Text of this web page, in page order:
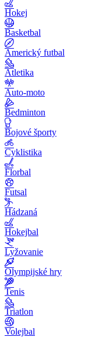
Hokej
Basketbal
Americký futbal
Atletika
Auto-moto
Bedminton
Bojové športy
Cyklistika
Florbal
Futsal
Hádzaná
Hokejbal
Lyžovanie
Olympijské hry
Tenis
Triatlon
Volejbal